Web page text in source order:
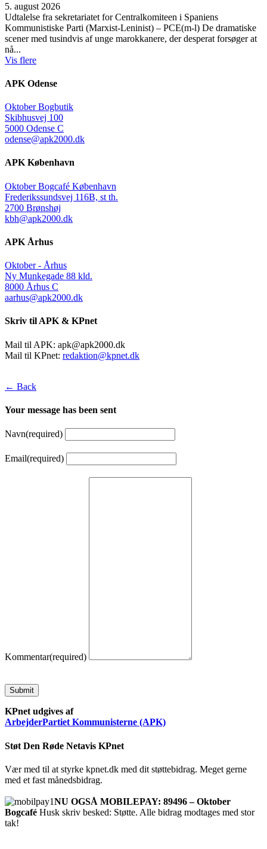
5. august 2026
Udtalelse fra sekretariatet for Centralkomiteen i Spaniens
Kommunistiske Parti (Marxist-Leninist) – PCE(m-l) De dramatiske
scener med tusindvis af unge marokkanere, der desperat forsøger at
nå...
Vis flere
APK Odense
Oktober Bogbutik
Skibhusvej 100
5000 Odense C
odense@apk2000.dk
APK København
Oktober Bogcafé København
Frederikssundsvej 116B, st th.
2700 Brønshøj
kbh@apk2000.dk
APK Århus
Oktober - Århus
Ny Munkegade 88 kld.
8000 Århus C
aarhus@apk2000.dk
Skriv til APK & KPnet
Mail til APK: apk@apk2000.dk
Mail til KPnet: redaktion@kpnet.dk
← Back
Your message has been sent
Navn(required)
Email(required)
Kommentar(required)
Submit
KPnet udgives af
ArbejderPartiet Kommunisterne (APK)
Støt Den Røde Netavis KPnet
Vær med til at styrke kpnet.dk med dit støttebidrag. Meget gerne
med et fast månedsbidrag.
NU OGSÅ MOBILEPAY: 89496 – Oktober
Bogcafé Husk skriv besked: Støtte. Alle bidrag modtages med stor
tak!